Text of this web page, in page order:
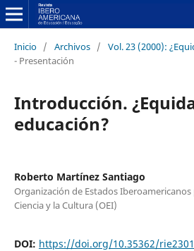
Inicio / Archivos / Vol. 23 (2000):
- Presentación
Introducción.
educación?
Roberto Martínez Santiago
Organización de Estados Iberoamericanos
Ciencia y la Cultura (OEI)
DOI: https://doi.org/10.35362/